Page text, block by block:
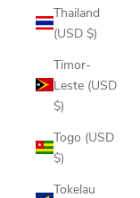
Thailand
(USD $)
Timor-
Leste (USD
$)
Togo (USD
$)
Tokelau